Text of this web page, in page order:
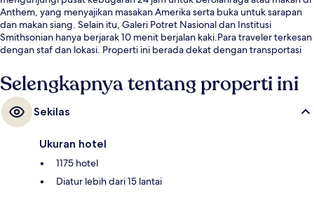
Anthem, yang menyajikan masakan Amerika serta buka untuk sarapan
dan makan siang. Selain itu, Galeri Potret Nasional dan Institusi
Smithsonian hanya berjarak 10 menit berjalan kaki.Para traveler terkesan
dengan staf dan lokasi. Properti ini berada dekat dengan transportasi
Gallery Place Tiongkoktown berjarak 9 menit.
Selengkapnya tentang properti ini
Sekilas
Ukuran hotel
1175 hotel
Diatur lebih dari 15 lantai